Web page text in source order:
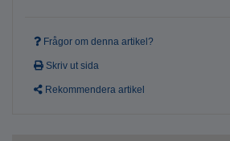
Frågor om denna artikel?
Skriv ut sida
Rekommendera artikel